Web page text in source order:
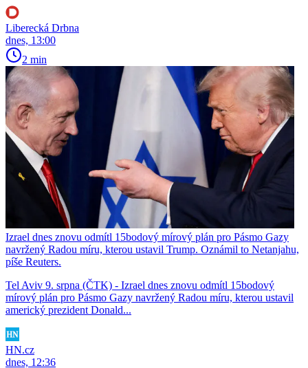
Liberecká Drbna
dnes, 13:00
2 min
Izrael dnes znovu odmítl 15bodový mírový plán pro Pásmo Gazy
navržený Radou míru, kterou ustavil Trump. Oznámil to Netanjahu,
píše Reuters.
Tel Aviv 9. srpna (ČTK) - Izrael dnes znovu odmítl 15bodový
mírový plán pro Pásmo Gazy navržený Radou míru, kterou ustavil
americký prezident Donald...
HN.cz
dnes, 12:36